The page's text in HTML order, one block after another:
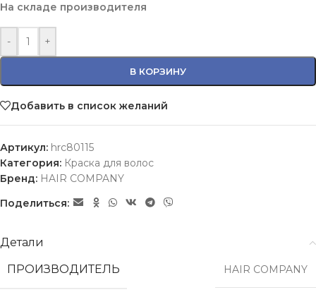
На складе производителя
- +
В КОРЗИНУ
Добавить в список желаний
Артикул: hrc80115
Категория: Краска для волос
Бренд: HAIR COMPANY
Поделиться:
Детали
ПРОИЗВОДИТЕЛЬ
HAIR COMPANY